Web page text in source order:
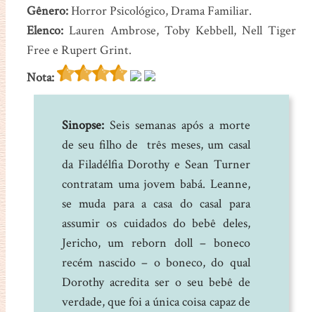
Gênero:Horror Psicológico, Drama Familiar.
Elenco:Lauren Ambrose, Toby Kebbell, Nell Tiger
Free e Rupert Grint.
Nota:
Sinopse:Seis semanas após a morte
de seu filho de três meses, um casal
da Filadélfia Dorothy e Sean Turner
contratam uma jovem babá. Leanne,
se muda para a casa do casal para
assumir os cuidados do bebê deles,
Jericho, um reborn doll – boneco
recém nascido – o boneco, do qual
Dorothy acredita ser o seu bebê de
verdade, que foi a única coisa capaz de